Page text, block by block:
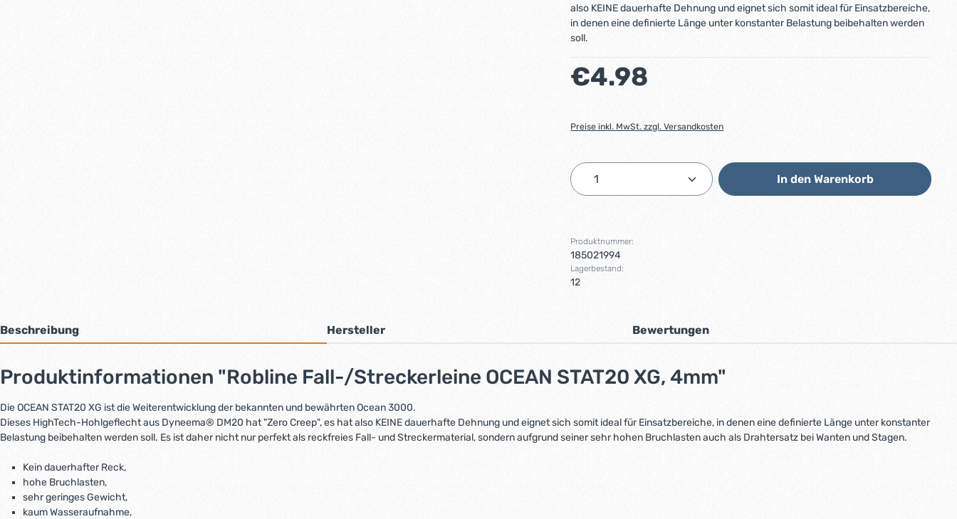
also KEINE dauerhafte Dehnung und eignet sich somit ideal für Einsatzbereiche,
in denen eine definierte Länge unter konstanter Belastung beibehalten werden
soll.
Regulärer Preis:
€4.98
Preise inkl. MwSt. zzgl. Versandkosten
Produkt Anzahl: Gib den gewünschten Wert ein
In den Warenkorb
Produktnummer:
185021994
Lagerbestand:
12
Beschreibung Hersteller Bewertungen
Produktinformationen "Robline Fall-/Streckerleine OCEAN STAT20 XG, 4mm"
Die OCEAN STAT20 XG ist die Weiterentwicklung der bekannten und bewährten Ocean 3000.
Dieses HighTech-Hohlgeflecht aus Dyneema® DM20 hat "Zero Creep", es hat also KEINE dauerhafte Dehnung und eignet sich somit ideal für Einsatzbereiche, in denen eine definierte Länge unter konstanter
Belastung beibehalten werden soll. Es ist daher nicht nur perfekt als reckfreies Fall- und Streckermaterial, sondern aufgrund seiner sehr hohen Bruchlasten auch als Drahtersatz bei Wanten und Stagen.
Kein dauerhafter Reck,
hohe Bruchlasten,
sehr geringes Gewicht,
kaum Wasseraufnahme,